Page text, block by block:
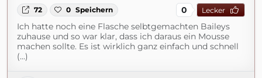
72 0 Speichern 0 Lecker
Ich hatte noch eine Flasche selbtgemachten Baileys
zuhause und so war klar, dass ich daraus ein Mousse
machen sollte. Es ist wirklich ganz einfach und schnell
(...)